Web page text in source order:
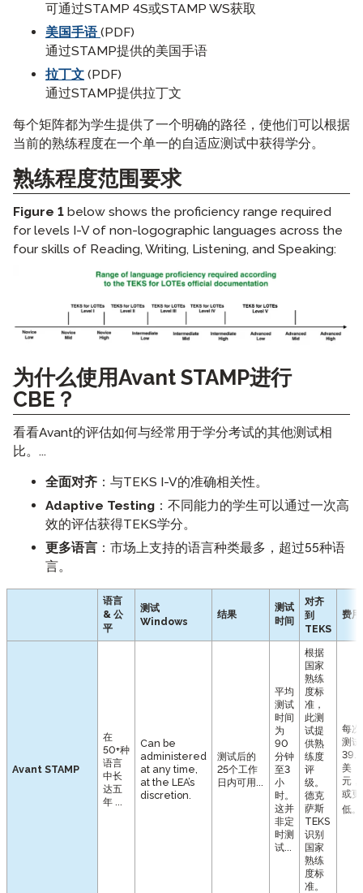
可通过STAMP 4S或STAMP WS获取
美国手语 (PDF)
通过STAMP提供的美国手语
拉丁文 (PDF)
通过STAMP提供拉丁文
每个矩阵都为学生提供了一个明确的路径，使他们可以根据
当前的熟练程度在一个单一的自适应测试中获得学分。
熟练程度范围要求
Figure 1 below shows the proficiency range required
for levels I-V of non-logographic languages across the
four skills of Reading, Writing, Listening, and Speaking:
为什么使用Avant STAMP进行
CBE？
看看Avant的评估如何与经常用于学分考试的其他测试相
比。...
全面对齐 ：与TEKS I-V的准确相关性。
Adaptive Testing ：不同能力的学生可以通过一次高
效的评估获得TEKS学分。
更多语言 ：市场上支持的语言种类最多，超过55种语
言。
语言
& 公
平
测试
Windows
结果
测试
时间
对齐
到
TEKS
费用
Avant STAMP
在
50+种
语言
中长
达五
年 ...
Can be
administered
at any time,
at the LEA’s
discretion.
测试后的
25个工作
日内可用...
平均
测试
时间
为
90
分钟
至3
小
时。
这并
非定
时测
试...
根据
国家
熟练
度标
准，
此测
试提
供熟
练度
评
级。
德克
萨斯
TEKS
识别
国家
熟练
度标
准。
每次
测试
美
元，
或更
低。